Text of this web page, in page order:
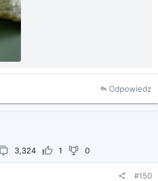
Odpowiedz
3,324 1 0
#150